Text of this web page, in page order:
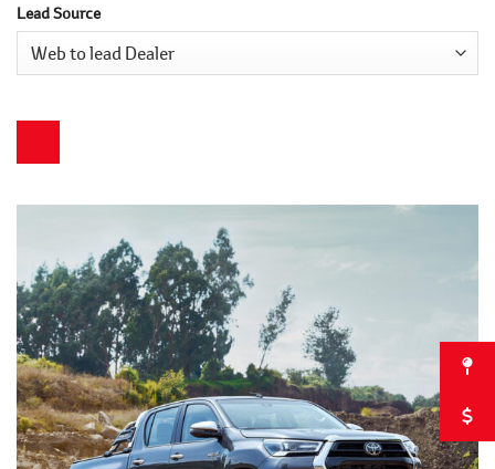
Lead Source